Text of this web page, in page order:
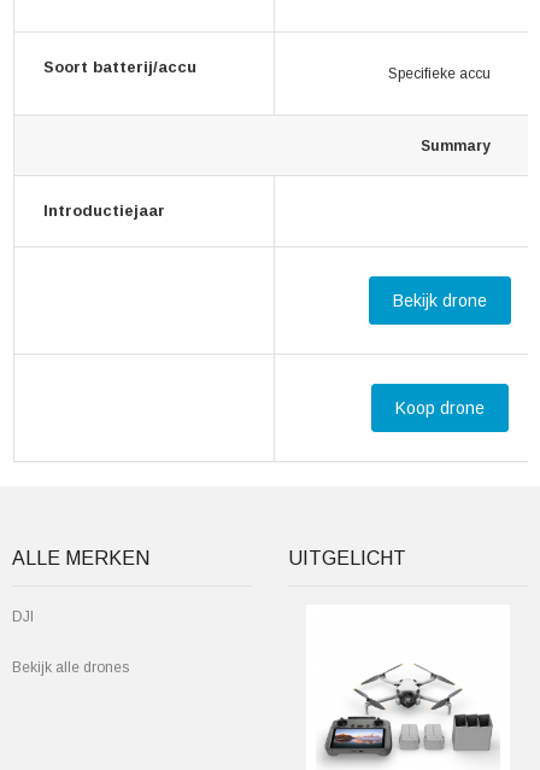
Soort batterij/accu Specifieke accu
Summary
Introductiejaar
Bekijk drone
Koop drone
ALLE MERKEN
DJI
Bekijk alle drones
UITGELICHT